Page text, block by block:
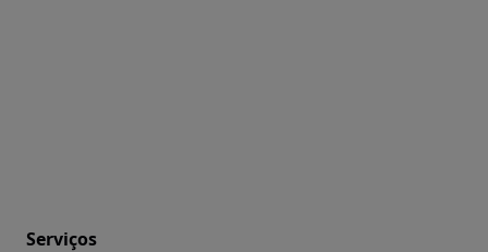
Serviços